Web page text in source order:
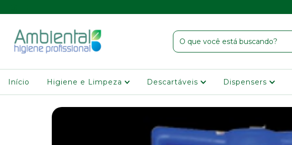
Início Higiene e Limpeza Descartáveis Dispensers